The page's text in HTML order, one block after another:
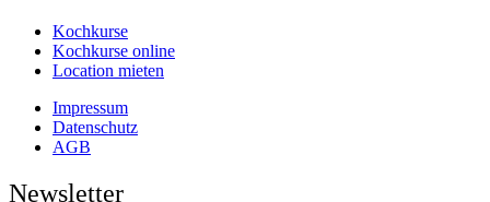
Kochkurse
Kochkurse online
Location mieten
Impressum
Datenschutz
AGB
Newsletter